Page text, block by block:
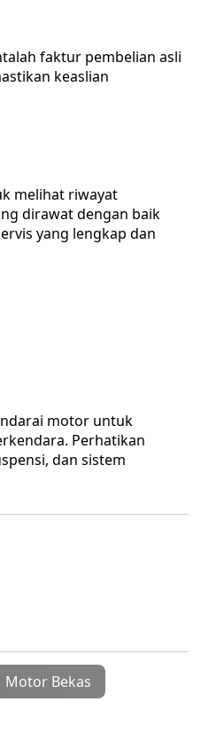
faktur pembelian asli
keaslian
melihat riwayat
dirawat dengan baik
yang lengkap dan
motor untuk
Perhatikan
dan sistem
Motor Bekas